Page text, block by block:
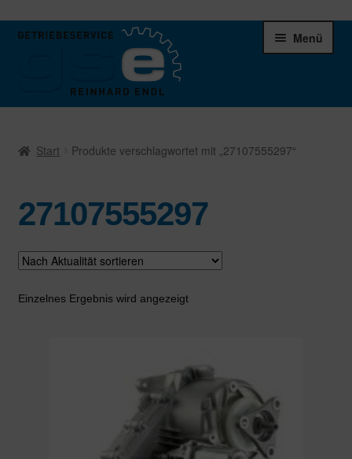
Zur
Zum
Menü
Schaltgetriebe
Verteilergetriebe
Warenkorb
Start Produkte verschlagwortet mit „27107555297“
27107555297
Einzelnes Ergebnis wird angezeigt